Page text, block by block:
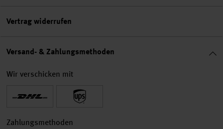
Vertrag widerrufen
Versand- & Zahlungsmethoden
Wir verschicken mit
Zahlungsmethoden